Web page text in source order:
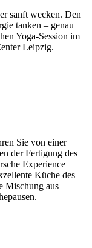
sanft wecken. Den
tanken – genau
Yoga-Session im
Leipzig.
Sie von einer
der Fertigung des
Experience
Küche des
Mischung aus